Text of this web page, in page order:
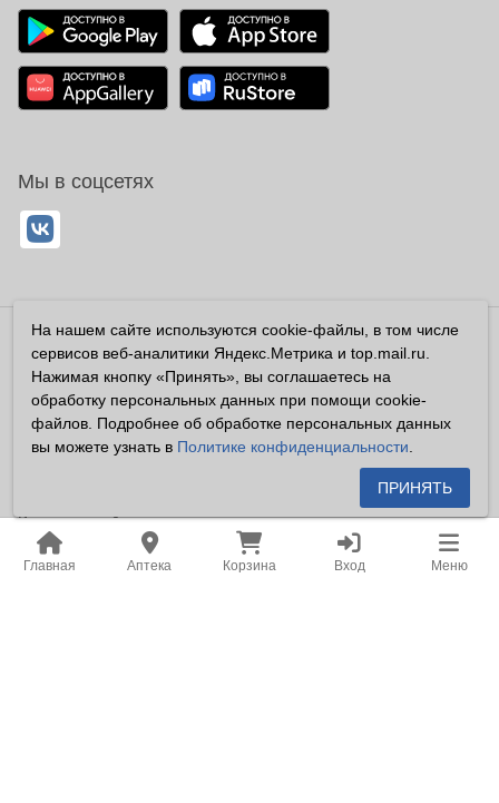
Главная Аптека Корзина Вход Меню
Мы в соцсетях
Владелец сайта ООО «Суперфарма» ОГРН 1032700302194
Все права защищены ©2026
Информация, размещенная на данном сайте имеет
справочный характер, и не должна восприниматься
посетителями сайта как публичная оферта, предусмотренная
Владелец сайта устанавливает запрет на цитирование,
копирование и размещение информации, размещенной на
настоящем сайте newapteka.ru, включая информацию о
На нашем сайте используются cookie-файлы, в том числе
сервисов веб-аналитики Яндекс.Метрика и top.mail.ru.
Нажимая кнопку «Принять», вы соглашаетесь на
обработку персональных данных при помощи cookie-
файлов. Подробнее об обработке персональных данных
вы можете узнать в Политике конфиденциальности
ПРИНЯТЬ